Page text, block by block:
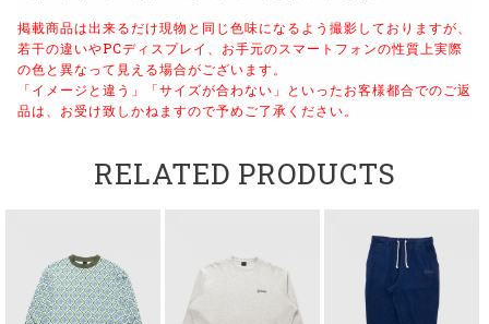
掲載商品は出来るだけ現物と同じ色味になるよう撮影しておりますが、
若干の違いやPCディスプレイ、お手元のスマートフォンの性質上実際
の色と異なって見える場合がございます。
「イメージと違う」「サイズが合わない」といったお客様都合でのご返
品は、お受け致しかねますので予めご了承ください。
RELATED PRODUCTS